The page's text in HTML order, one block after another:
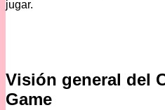
jugar.
Visión general del
Game